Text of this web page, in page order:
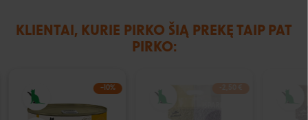
KLIENTAI, KURIE PIRKO ŠIĄ PREKĘ TAIP PAT
PIRKO:
−10%